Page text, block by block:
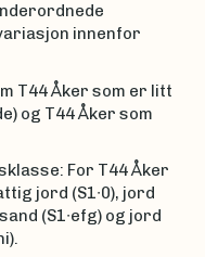
innenfor
T44 Åker som er litt
og T44 Åker som
For T44 Åker
jord (S1∙0), jord
(S1∙efg) og jord